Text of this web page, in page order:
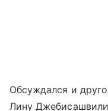
Обсуждался и
Лину